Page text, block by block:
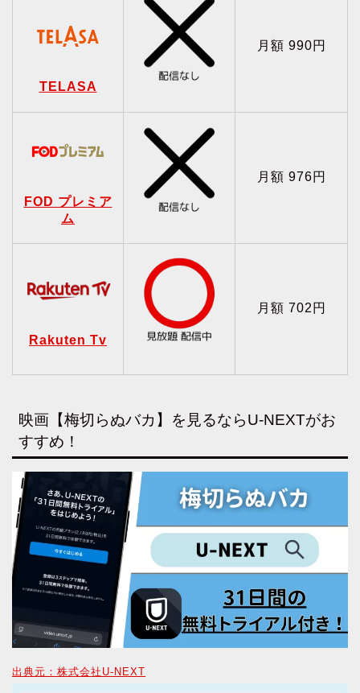
TELASA
月額 990円
FOD プレミア
ム
月額 976円
Rakuten Tv
月額 702円
映画【梅切らぬバカ】を見るならU-NEXTがお
すすめ！
出典元：株式会社U-NEXT